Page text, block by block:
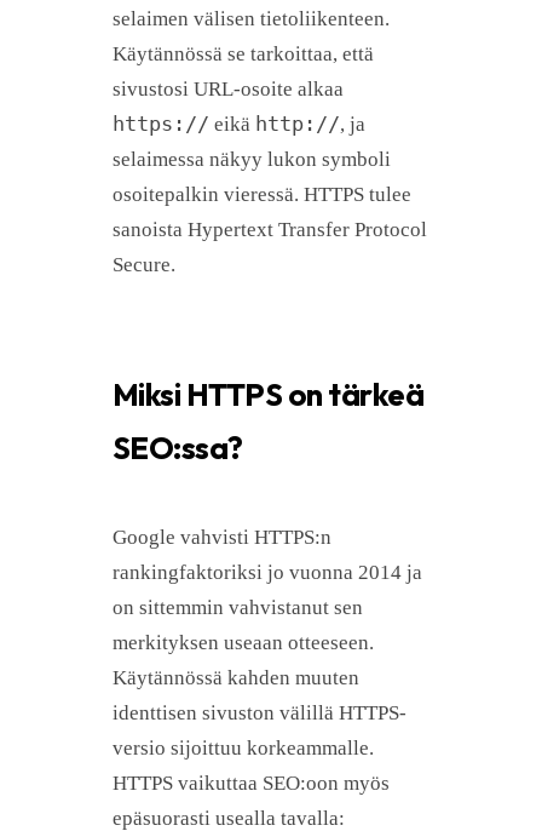
selaimen välisen tietoliikenteen.
Käytännössä se tarkoittaa, että
sivustosi URL-osoite alkaa
https:// eikä http://, ja
selaimessa näkyy lukon symboli
osoitepalkin vieressä. HTTPS tulee
sanoista Hypertext Transfer Protocol
Secure.
Miksi HTTPS on tärkeä
SEO:ssa?
Google vahvisti HTTPS:n
rankingfaktoriksi jo vuonna 2014 ja
on sittemmin vahvistanut sen
merkityksen useaan otteeseen.
Käytännössä kahden muuten
identtisen sivuston välillä HTTPS-
versio sijoittuu korkeammalle.
HTTPS vaikuttaa SEO:oon myös
epäsuorasti usealla tavalla: